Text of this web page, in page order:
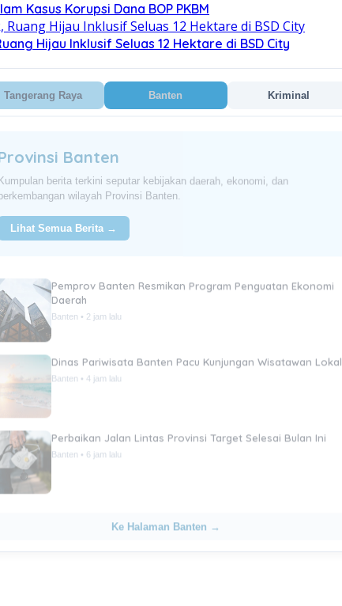
Kasus Korupsi Dana BOP PKBM
Hijau Inklusif Seluas 12 Hektare di BSD City
Tangerang Raya Banten Kriminal
Banten
berita terkini seputar kebijakan daerah, ekonomi, dan
wilayah Provinsi Banten.
Lihat Semua Berita →
Pemprov Banten Resmikan Program Penguatan Ekonomi
Daerah
Banten • 2 jam lalu
Dinas Pariwisata Banten Pacu Kunjungan Wisatawan Lokal
Banten • 4 jam lalu
Perbaikan Jalan Lintas Provinsi Target Selesai Bulan Ini
Banten • 6 jam lalu
Ke Halaman Banten →